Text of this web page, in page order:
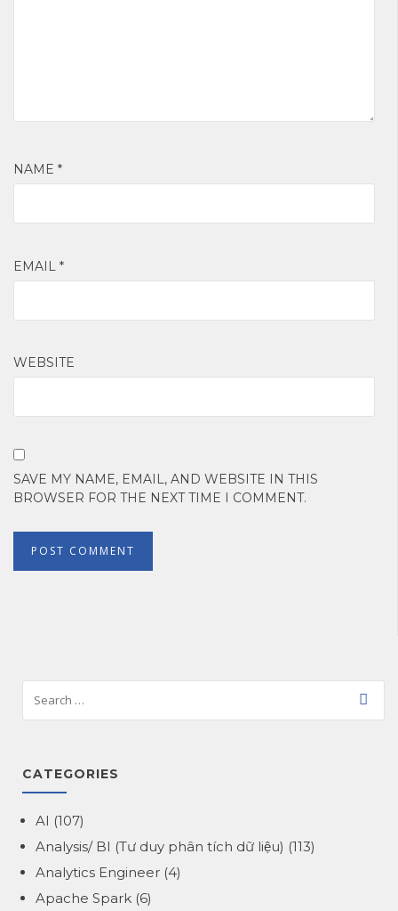
NAME *
EMAIL *
WEBSITE
SAVE MY NAME, EMAIL, AND WEBSITE IN THIS
BROWSER FOR THE NEXT TIME I COMMENT.
CATEGORIES
AI (107)
Analysis/ BI (Tư duy phân tích dữ liệu) (113)
Analytics Engineer (4)
Apache Spark (6)